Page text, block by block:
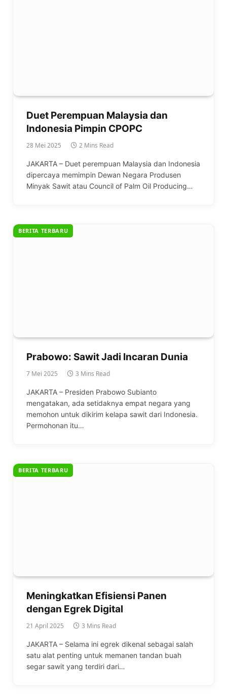
Duet Perempuan Malaysia dan
Indonesia Pimpin CPOPC
28 Mei 2025 2 Mins Read
JAKARTA – Duet perempuan Malaysia dan Indonesia
dipercaya memimpin Dewan Negara Produsen
Minyak Sawit atau Council of Palm Oil Producing…
BERITA TERBARU
Prabowo: Sawit Jadi Incaran Dunia
7 Mei 2025 3 Mins Read
JAKARTA – Presiden Prabowo Subianto
mengatakan, ada setidaknya empat negara yang
memohon untuk dikirim kelapa sawit dari Indonesia.
Permohonan itu…
BERITA TERBARU
Meningkatkan Efisiensi Panen
dengan Egrek Digital
21 April 2025 3 Mins Read
JAKARTA – Selama ini egrek dikenal sebagai salah
satu alat penting untuk memanen tandan buah
segar sawit yang terdiri dari…